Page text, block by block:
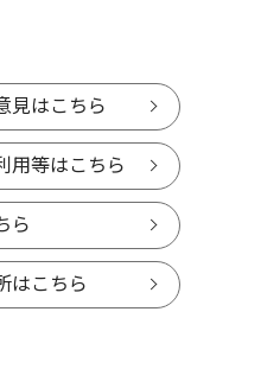
見はこちら
用等はこちら
ら
はこちら